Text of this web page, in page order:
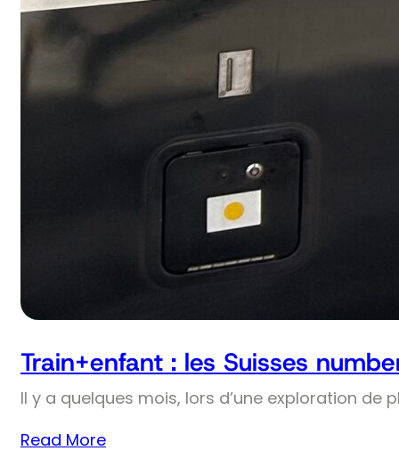
Train+enfant : les Suisses
Il y a quelques mois, lors d’une exploration de
Read More